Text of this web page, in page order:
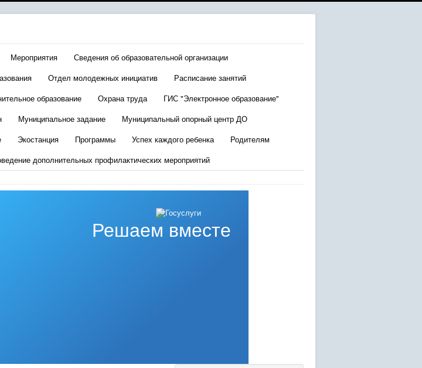
Мероприятия
Сведения об образовательной организации
Отдел молодежных инициатив
Расписание занятий
образование Охрана труда
ГИС "Электронное образование"
Муниципальное задание
Муниципальный опорный центр ДО
Экостанция Программы Успех каждого ребенка
Родителям
дополнительных профилактических мероприятий
Решаем вместе